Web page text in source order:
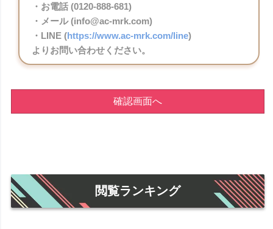
・お電話 (0120-888-681)
・メール (info@ac-mrk.com)
・LINE (https://www.ac-mrk.com/line)
よりお問い合わせください。
確認画面へ
閲覧ランキング